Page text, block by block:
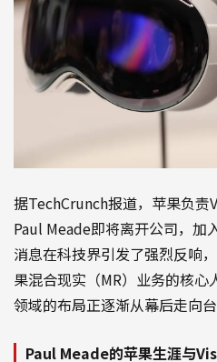
据TechCrunch报道，苹果负
Paul Meade即将离开公司，加
消息在科技界引发了强烈反响
果混合现实（MR）业务的核
领域的布局正逐渐从幕后走向台
Paul Meade的苹果生涯与